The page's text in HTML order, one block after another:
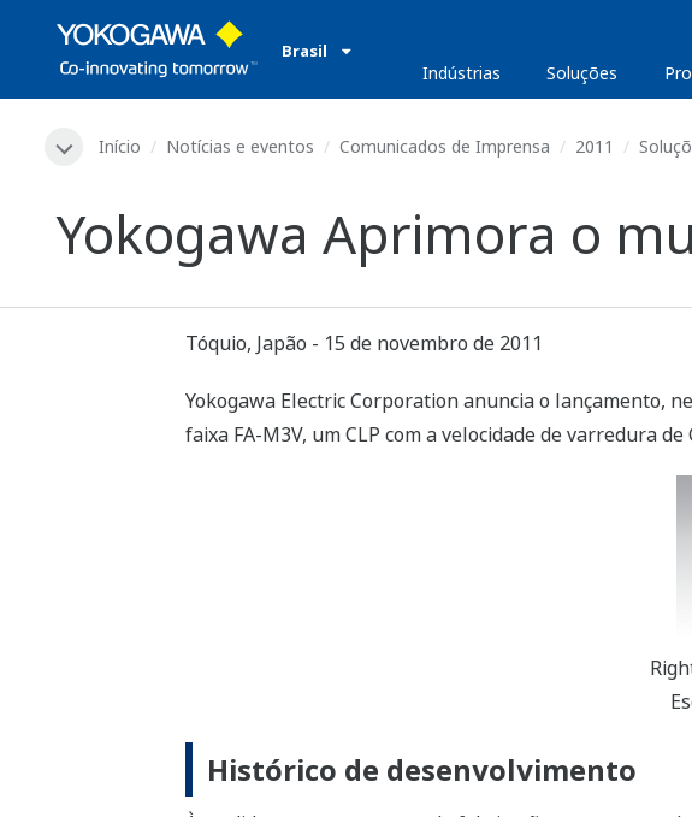
Brasil
Indústrias Soluções
Início Notícias e eventos Comunicados de Imprensa 2011
Yokogawa Aprimora o
Tóquio, Japão - 15 de novembro de 2011
Yokogawa Electric Corporation anuncia o lançamento,
faixa FA-M3V, um CLP com a velocidade de varredura
Histórico de desenvolvimento